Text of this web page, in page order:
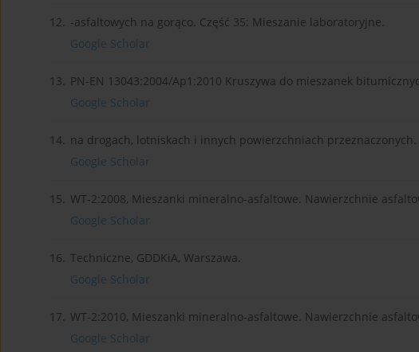
12. -asfaltowych na gorąco. Część 35: Mieszanie laboratoryjne.
Google Scholar
13. PN-EN 13043:2004/Ap1:2010 Kruszywa do mieszanek
Google Scholar
14. na drogach, lotniskach i innych powierzchniach przeznaczonych.
Google Scholar
15. WT-2:2008, Mieszanki mineralno-asfaltowe. Nawierzchnie
Google Scholar
16. Techniczne, GDDKiA, Warszawa.
Google Scholar
17. WT-2:2010, Mieszanki mineralno-asfaltowe. Nawierzchnie
Google Scholar